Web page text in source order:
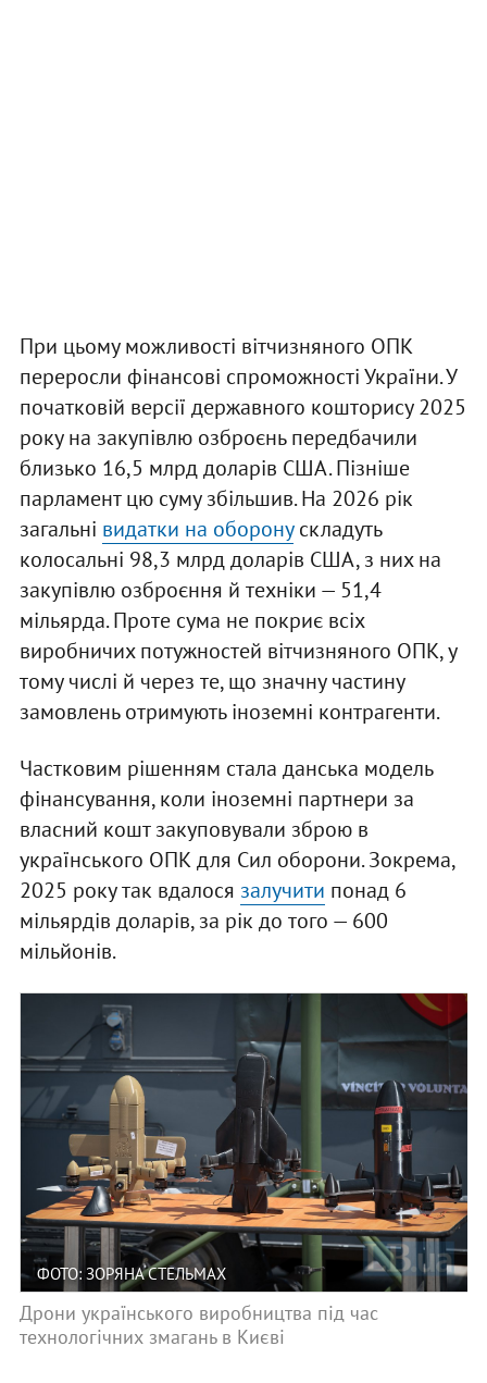
При цьому можливості вітчизняного ОПК
переросли фінансові спроможності України. У
початковій версії державного кошторису 2025
року на закупівлю озброєнь передбачили
близько 16,5 млрд доларів США. Пізніше
парламент цю суму збільшив. На 2026 рік
загальні видатки на оборонускладуть
колосальні 98,3 млрд доларів США, з них на
закупівлю озброєння й техніки — 51,4
мільярда. Проте сума не покриє всіх
виробничих потужностей вітчизняного ОПК, у
тому числі й через те, що значну частину
замовлень отримують іноземні контрагенти.
Частковим рішенням стала данська модель
фінансування, коли іноземні партнери за
власний кошт закуповували зброю в
українського ОПК для Сил оборони. Зокрема,
2025 року так вдалося залучити понад 6
мільярдів доларів, за рік до того — 600
мільйонів.
ФОТО: ЗОРЯНА СТЕЛЬМАХ
Дрони українського виробництва під час
технологічних змагань в Києві